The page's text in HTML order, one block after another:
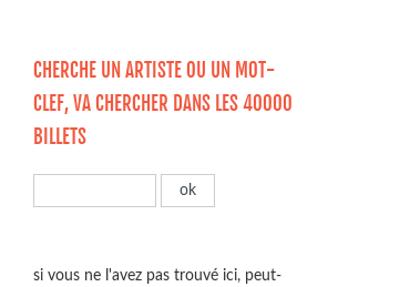
CHERCHE UN ARTISTE OU UN MOT-
CLEF, VA CHERCHER DANS LES 40000
BILLETS
si vous ne l'avez pas trouvé ici, peut-